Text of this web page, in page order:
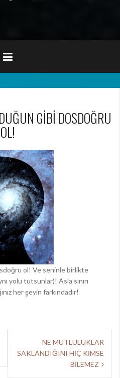
GİBİ DOSDOĞRU
OL!
ol! Ve seninle birlikte
yolu tutsunlar)! Asla sınırı
her şeyin farkındadır!
NE MUTLULUKLAR
SAKLANDIĞINI HİÇ KİMSE
BİLEMEZ